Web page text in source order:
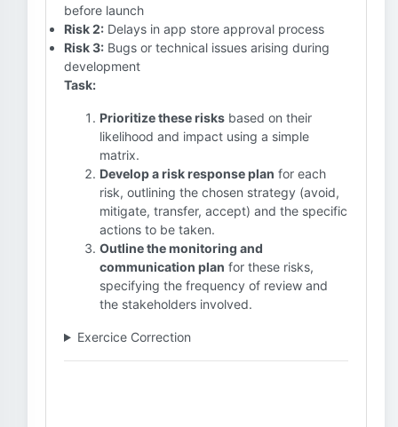
before launch
Risk 2: Delays in app store approval process
Risk 3: Bugs or technical issues arising during
development
Task:
Prioritize these risks based on their
likelihood and impact using a simple
matrix.
Develop a risk response plan for each
risk, outlining the chosen strategy (avoid,
mitigate, transfer, accept) and the specific
actions to be taken.
Outline the monitoring and
communication plan for these risks,
specifying the frequency of review and
the stakeholders involved.
Exercice Correction